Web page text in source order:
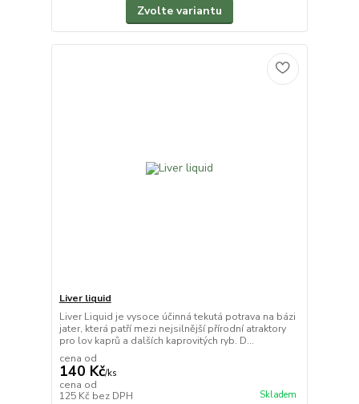
Zvolte variantu
Liver liquid
Liver Liquid je vysoce účinná tekutá potrava na bázi
jater, která patří mezi nejsilnější přírodní atraktory
pro lov kaprů a dalších kaprovitých ryb. D...
cena od
140 Kč/ks
cena od
125 Kč bez DPH Skladem